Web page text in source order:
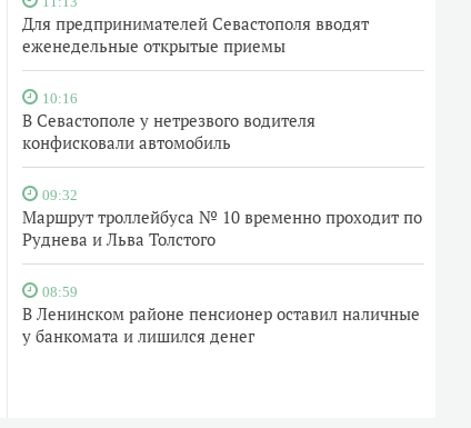
Для предпринимателей Севастополя вводят
еженедельные открытые приемы
10:16
В Севастополе у нетрезвого водителя
конфисковали автомобиль
09:32
Маршрут троллейбуса № 10 временно проходит по
Руднева и Льва Толстого
08:59
В Ленинском районе пенсионер оставил наличные
у банкомата и лишился денег